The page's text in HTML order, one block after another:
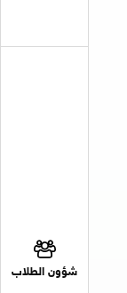
شؤون الطلاب